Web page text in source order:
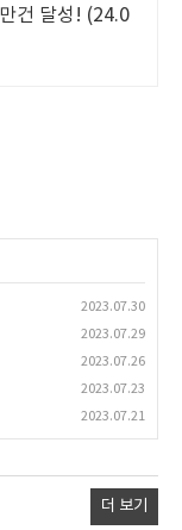
건 달성! (24.0
2023.07.30
2023.07.29
2023.07.26
2023.07.23
2023.07.21
더 보기